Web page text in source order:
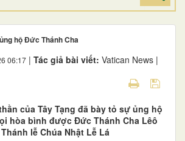
hộ Đức Thánh Cha
06:17 | Tác giả bài viết: Vatican News |
của Tây Tạng đã bày tỏ sự ủng hộ
hòa bình được Đức Thánh Cha Lêô
lễ Chúa Nhật Lễ Lá